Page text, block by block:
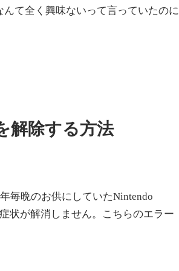
て全く興味ないって言っていたのに
解除する方法
毎晩のお供にしていたNintendo
状が解消しません。こちらのエラー